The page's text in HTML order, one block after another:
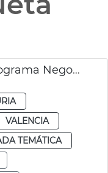
JGL adenda convenio Programa Negocio Local Sostenible
VALENCIA
TEMÁTICA